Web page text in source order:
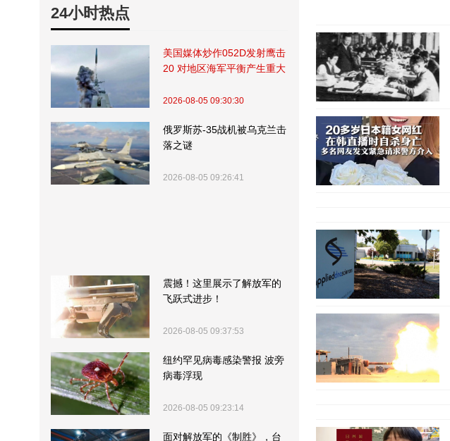
24小时热点
美国媒体炒作052D发射鹰击
20 对地区海军平衡产生重大
2026-08-05 09:30:30
俄罗斯苏-35战机被乌克兰击
落之谜
2026-08-05 09:26:41
震撼！这里展示了解放军的
飞跃式进步！
2026-08-05 09:37:53
纽约罕见病毒感染警报 波旁
病毒浮现
2026-08-05 09:23:14
面对解放军的《制胜》，台